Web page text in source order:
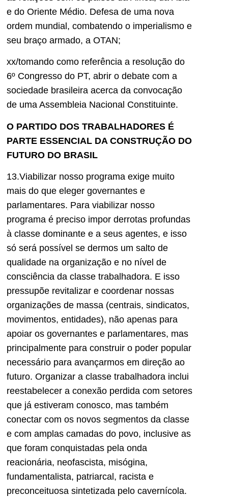
e do Oriente Médio. Defesa de uma nova
ordem mundial, combatendo o imperialismo e
seu braço armado, a OTAN;
xx/tomando como referência a resolução do
6º Congresso do PT, abrir o debate com a
sociedade brasileira acerca da convocação
de uma Assembleia Nacional Constituinte.
O PARTIDO DOS TRABALHADORES É
PARTE ESSENCIAL DA CONSTRUÇÃO DO
FUTURO DO BRASIL
13.Viabilizar nosso programa exige muito
mais do que eleger governantes e
parlamentares. Para viabilizar nosso
programa é preciso impor derrotas profundas
à classe dominante e a seus agentes, e isso
só será possível se dermos um salto de
qualidade na organização e no nível de
consciência da classe trabalhadora. E isso
pressupõe revitalizar e coordenar nossas
organizações de massa (centrais, sindicatos,
movimentos, entidades), não apenas para
apoiar os governantes e parlamentares, mas
principalmente para construir o poder popular
necessário para avançarmos em direção ao
futuro. Organizar a classe trabalhadora inclui
reestabelecer a conexão perdida com setores
que já estiveram conosco, mas também
conectar com os novos segmentos da classe
e com amplas camadas do povo, inclusive as
que foram conquistadas pela onda
reacionária, neofascista, misógina,
fundamentalista, patriarcal, racista e
preconceituosa sintetizada pelo cavernícola.